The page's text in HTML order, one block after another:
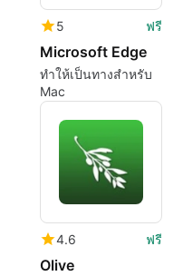
5 ฟรี
Microsoft Edge
ทำให้เป็นทางสำหรับ
Mac
4.6 ฟรี
Olive